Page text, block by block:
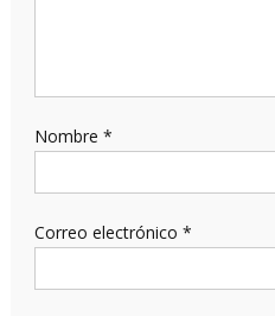
Nombre *
Correo electrónico *